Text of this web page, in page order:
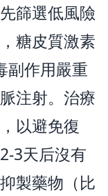
篩選低風險
糖皮質激素
副作用嚴重
注射。治療
以避免復
3天后沒有
製藥物（比